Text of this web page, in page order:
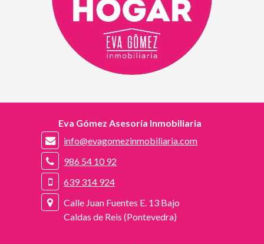
Eva Gómez Asesoría Inmobiliaria
info@evagomezinmobiliaria.com
986 54 10 92
639 314 924
Calle Juan Fuentes E. 13 Bajo
Caldas de Reis (Pontevedra)